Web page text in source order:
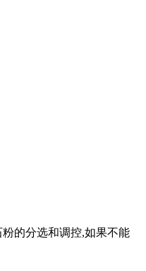
的分选和调控,如果不能